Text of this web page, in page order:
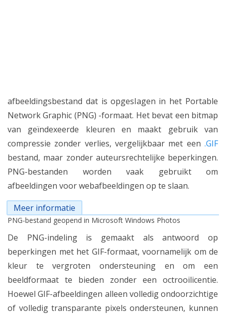
afbeeldingsbestand dat is opgeslagen in het Portable
Network Graphic (PNG) -formaat. Het bevat een bitmap
van geïndexeerde kleuren en maakt gebruik van
compressie zonder verlies, vergelijkbaar met een .GIF
bestand, maar zonder auteursrechtelijke beperkingen.
PNG-bestanden worden vaak gebruikt om
afbeeldingen voor webafbeeldingen op te slaan.
Meer informatie
PNG-bestand geopend in Microsoft Windows Photos
De PNG-indeling is gemaakt als antwoord op
beperkingen met het GIF-formaat, voornamelijk om de
kleur te vergroten ondersteuning en om een
beeldformaat te bieden zonder een octrooilicentie.
Hoewel GIF-afbeeldingen alleen volledig ondoorzichtige
of volledig transparante pixels ondersteunen, kunnen